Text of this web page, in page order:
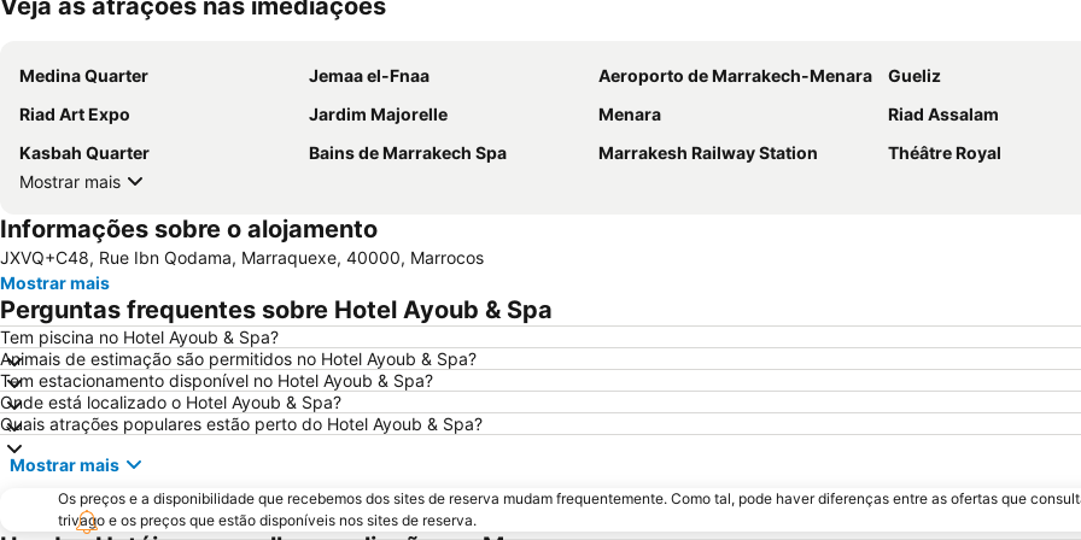
Veja as atrações nas imediações
Medina Quarter Jemaa el-Fnaa Aeroporto de Marrakech-Menara
Gueliz
Riad Art Expo
Jardim Majorelle Menara
Riad Assalam
Kasbah Quarter
Bains de Marrakech Spa Marrakesh Railway Station
Théâtre Royal
Mostrar mais
Informações sobre o alojamento
JXVQ+C48, Rue Ibn Qodama, Marraquexe, 40000, Marrocos
Mostrar mais
Perguntas frequentes sobre Hotel Ayoub & Spa
Tem piscina no Hotel Ayoub & Spa?
Animais de estimação são permitidos no Hotel Ayoub & Spa?
Tem estacionamento disponível no Hotel Ayoub & Spa?
Onde está localizado o Hotel Ayoub & Spa?
Quais atrações populares estão perto do Hotel Ayoub & Spa?
Mostrar mais
Os preços e a disponibilidade que recebemos dos sites de reserva mudam frequentemente. Como tal, pode haver diferenças entre as ofertas que
trivago e os preços que estão disponíveis nos sites de reserva.